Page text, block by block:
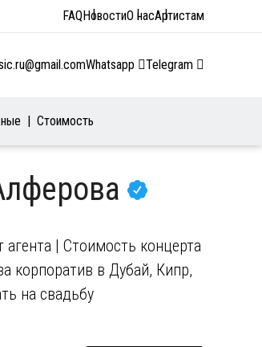
FAQНовостиО насАртистам
Whatsapp Telegram
Стоимость
| Стоимость концерта
корпоратив в Дубай, Кипр,
на свадьбу